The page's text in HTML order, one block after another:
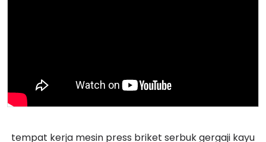
tempat kerja mesin press briket serbuk gergaji kayu